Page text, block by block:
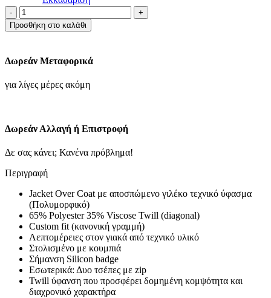
ΗΜΙΠΑΛΤΟ-
ΓΚΡΙ-
ΜΠΛΕ
Προσθήκη στο καλάθι
Δωρεάν Μεταφορικά
για λίγες μέρες ακόμη
Δωρεάν Αλλαγή ή Επιστροφή
Δε σας κάνει; Κανένα πρόβλημα!
Περιγραφή
Jacket Over Coat με αποσπώμενο γιλέκο τεχνικό ύφασμα
(Πολυμορφικό)
65% Polyester 35% Viscose Twill (diagonal)
Custom fit (κανονική γραμμή)
Λεπτομέρειες στον γιακά από τεχνικό υλικό
Στολισμένο με κουμπιά
Σήμανση Silicon badge
Εσωτερικά: Δυο τσέπες με zip
Twill ύφανση που προσφέρει δομημένη κομψότητα και
διαχρονικό χαρακτήρα